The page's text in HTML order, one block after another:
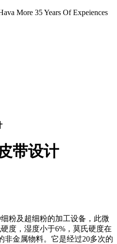
More 35 Years Of Expeiences
带设计
粉及超细粉的加工设备，此微
度，湿度小于6%，莫氏硬度在
非金属物料。它是经过20多次的